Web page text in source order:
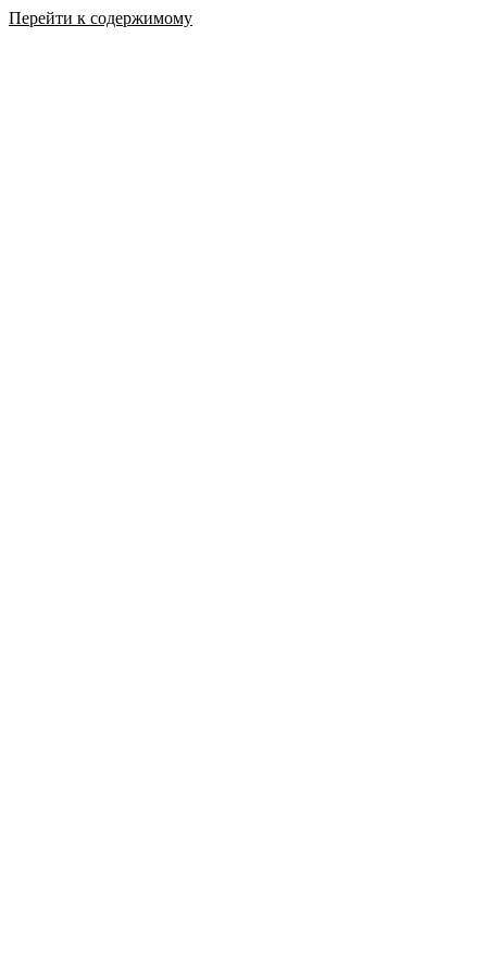
Перейти к содержимому